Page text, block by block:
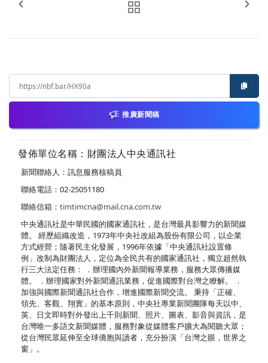
推廣新聞稿
發佈單位名稱：財團法人中央通訊社
新聞聯絡人：訊息服務核稿員
聯絡電話：02-25051180
聯絡信箱： timtimcna@mail.cna.com.tw
中央通訊社是中華民國的國家通訊社，是台灣最具影響力的新聞媒
體。 經歷組織改造，1973年中央社改組為股份有限公司，以企業
方式經營；隨著民主化發展，1996年依據「中央通訊社設置條
例」改制為財團法人，定位為全民共有的國家通訊社，獨立超然執
行三大法定任務： ．辦理國內外新聞報導業務，服務大眾傳播媒
體。 ．辦理國家對外新聞通訊業務，促進國際對台灣之瞭解。 ．
加強與國際新聞通訊社合作，增進國際新聞交流。 秉持「正確、
領先、客觀、翔實」的基本原則，中央社專業新聞團隊每天以中、
英、日文即時對外發出上千則新聞、照片、圖表、影音與資訊，是
台灣唯一多語文新聞媒體，服務對象從媒體客戶擴大為閱聽大眾；
從台灣民眾延伸至全球僑胞與讀者，充分扮演「台灣之眼，世界之
窗」。